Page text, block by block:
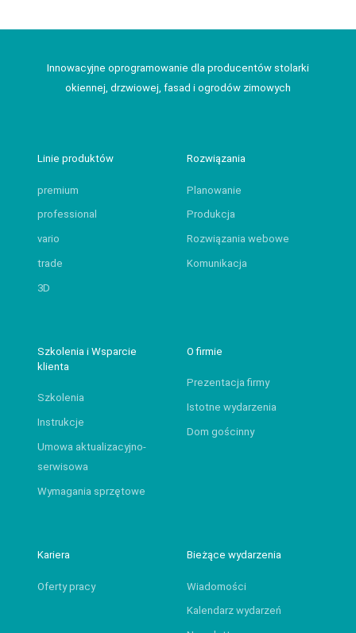
Innowacyjne oprogramowanie dla producentów stolarki
okiennej, drzwiowej, fasad i ogrodów zimowych
Linie produktów
premium
professional
vario
trade
3D
Rozwiązania
Planowanie
Produkcja
Rozwiązania webowe
Komunikacja
Szkolenia i Wsparcie
klienta
Szkolenia
Instrukcje
Umowa aktualizacyjno-
serwisowa
Wymagania sprzętowe
O firmie
Prezentacja firmy
Istotne wydarzenia
Dom gościnny
Kariera
Oferty pracy
Bieżące wydarzenia
Wiadomości
Kalendarz wydarzeń